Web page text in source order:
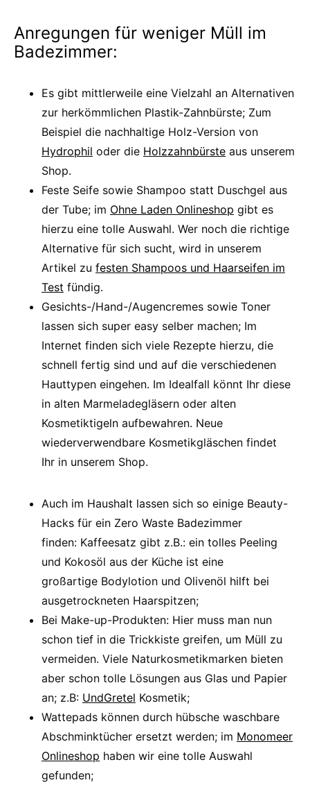
Anregungen für weniger Müll im
Badezimmer:
Es gibt mittlerweile eine Vielzahl an Alternativen
zur herkömmlichen Plastik-Zahnbürste; Zum
Beispiel die nachhaltige Holz-Version von
Hydrophil oder die Holzzahnbürste aus unserem
Shop.
Feste Seife sowie Shampoo statt Duschgel aus
der Tube; im Ohne Laden Onlineshop gibt es
hierzu eine tolle Auswahl. Wer noch die richtige
Alternative für sich sucht, wird in unserem
Artikel zu festen Shampoos und Haarseifen im
Test fündig.
Gesichts-/Hand-/Augencremes sowie Toner
lassen sich super easy selber machen; Im
Internet finden sich viele Rezepte hierzu, die
schnell fertig sind und auf die verschiedenen
Hauttypen eingehen. Im Idealfall könnt Ihr diese
in alten Marmeladegläsern oder alten
Kosmetiktigeln aufbewahren. Neue
wiederverwendbare Kosmetikgläschen findet
Ihr in unserem Shop.
Auch im Haushalt lassen sich so einige Beauty-
Hacks für ein Zero Waste Badezimmer
finden: Kaffeesatz gibt z.B.: ein tolles Peeling
und Kokosöl aus der Küche ist eine
großartige Bodylotion und Olivenöl hilft bei
ausgetrockneten Haarspitzen;
Bei Make-up-Produkten: Hier muss man nun
schon tief in die Trickkiste greifen, um Müll zu
vermeiden. Viele Naturkosmetikmarken bieten
aber schon tolle Lösungen aus Glas und Papier
an; z.B: UndGretel Kosmetik;
Wattepads können durch hübsche waschbare
Abschminktücher ersetzt werden; im Monomeer
Onlineshop haben wir eine tolle Auswahl
gefunden;